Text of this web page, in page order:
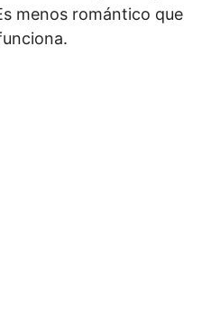
menos romántico que